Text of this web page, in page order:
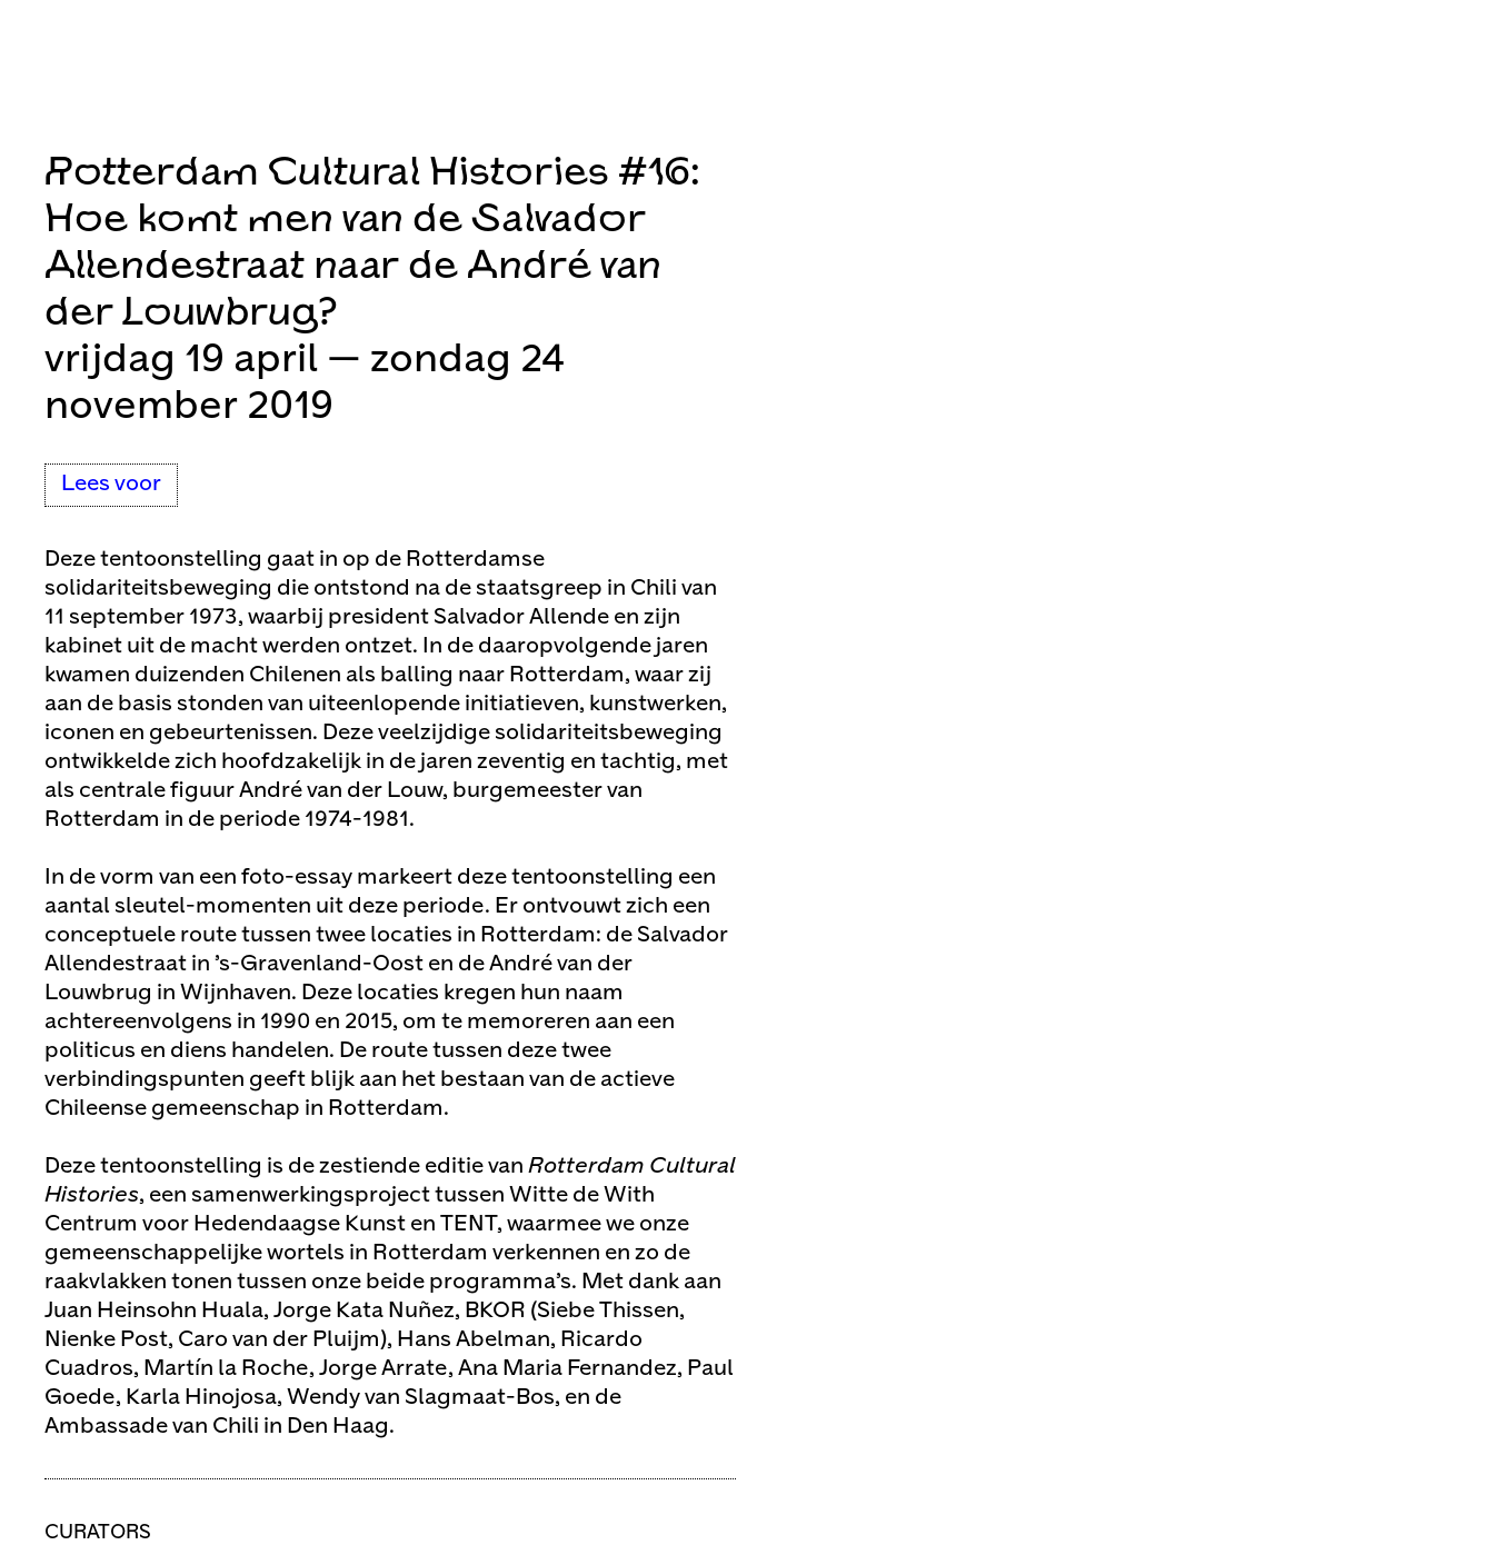
Rotterdam Cultural Histories #16:
Hoe komt men van de Salvador
Allendestraat naar de André van
der Louwbrug?
vrijdag 19 april — zondag 24
november 2019
Lees voor
Deze tentoonstelling gaat in op de Rotterdamse
solidariteitsbeweging die ontstond na de staatsgreep in Chili van
11 september 1973, waarbij president Salvador Allende en zijn
kabinet uit de macht werden ontzet. In de daaropvolgende jaren
kwamen duizenden Chilenen als balling naar Rotterdam, waar zij
aan de basis stonden van uiteenlopende initiatieven, kunstwerken,
iconen en gebeurtenissen. Deze veelzijdige solidariteitsbeweging
ontwikkelde zich hoofdzakelijk in de jaren zeventig en tachtig, met
als centrale figuur André van der Louw, burgemeester van
Rotterdam in de periode 1974-1981.
In de vorm van een foto-essay markeert deze tentoonstelling een
aantal sleutel-momenten uit deze periode. Er ontvouwt zich een
conceptuele route tussen twee locaties in Rotterdam: de Salvador
Allendestraat in ’s-Gravenland-Oost en de André van der
Louwbrug in Wijnhaven. Deze locaties kregen hun naam
achtereenvolgens in 1990 en 2015, om te memoreren aan een
politicus en diens handelen. De route tussen deze twee
verbindingspunten geeft blijk aan het bestaan van de actieve
Chileense gemeenschap in Rotterdam.
Deze tentoonstelling is de zestiende editie van Rotterdam Cultural
Histories, een samenwerkingsproject tussen Witte de With
Centrum voor Hedendaagse Kunst en TENT, waarmee we onze
gemeenschappelijke wortels in Rotterdam verkennen en zo de
raakvlakken tonen tussen onze beide programma’s. Met dank aan
Juan Heinsohn Huala, Jorge Kata Nuñez, BKOR (Siebe Thissen,
Nienke Post, Caro van der Pluijm), Hans Abelman, Ricardo
Cuadros, Martín la Roche, Jorge Arrate, Ana Maria Fernandez, Paul
Goede, Karla Hinojosa, Wendy van Slagmaat-Bos, en de
Ambassade van Chili in Den Haag.
CURATORS